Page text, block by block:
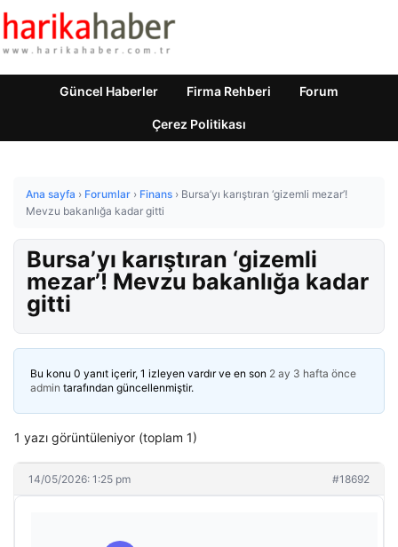
Güncel Haberler Firma Rehberi Forum
Çerez Politikası
Ana sayfa › Forumlar › Finans › Bursa’yı karıştıran ‘gizemli mezar’!
Mevzu bakanlığa kadar gitti
Bursa’yı karıştıran ‘gizemli
mezar’! Mevzu bakanlığa kadar
gitti
Bu konu 0 yanıt içerir, 1 izleyen vardır ve en son 2 ay 3 hafta önce
admin tarafından güncellenmiştir.
1 yazı görüntüleniyor (toplam 1)
14/05/2026: 1:25 pm #18692